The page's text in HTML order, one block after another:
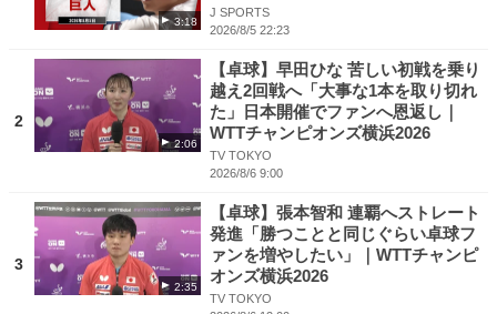
3:18
J SPORTS
2026/8/5 22:23
2
2:06
【卓球】早田ひな 苦しい初戦を乗り
越え2回戦へ「大事な1本を取り切れ
た」日本開催でファンへ恩返し｜
WTTチャンピオンズ横浜2026
TV TOKYO
2026/8/6 9:00
3
2:35
【卓球】張本智和 連覇へストレート
発進「勝つことと同じぐらい卓球フ
ァンを増やしたい」｜WTTチャンピ
オンズ横浜2026
TV TOKYO